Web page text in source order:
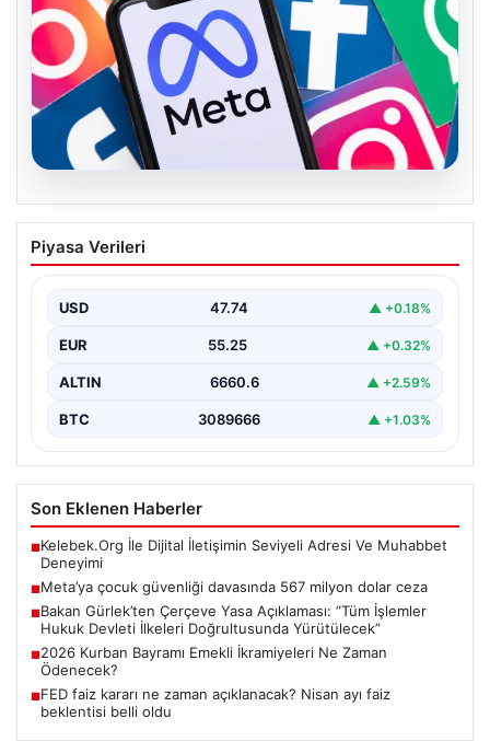
07.08.2026
Meta’ya çocuk güvenliği davasında 567
milyon dolar ceza
Piyasa Verileri
USD 47.74 ▲ +0.18%
EUR 55.25 ▲ +0.32%
ALTIN 6660.6 ▲ +2.59%
BTC 3089666 ▲ +1.03%
Son Eklenen Haberler
■Kelebek.Org İle Dijital İletişimin Seviyeli Adresi Ve Muhabbet
Deneyimi
■Meta’ya çocuk güvenliği davasında 567 milyon dolar ceza
■Bakan Gürlek’ten Çerçeve Yasa Açıklaması: “Tüm İşlemler
Hukuk Devleti İlkeleri Doğrultusunda Yürütülecek”
■2026 Kurban Bayramı Emekli İkramiyeleri Ne Zaman
Ödenecek?
■FED faiz kararı ne zaman açıklanacak? Nisan ayı faiz
beklentisi belli oldu